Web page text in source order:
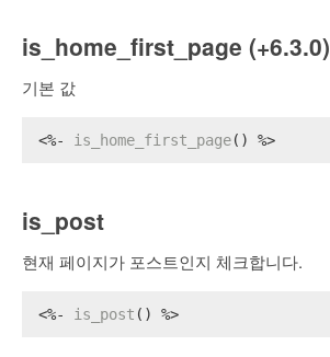
is_home_first_page (+6.3.0)
기본 값
<%- is_home_first_page() %>
is_post
현재 페이지가 포스트인지 체크합니다.
<%- is_post () %>